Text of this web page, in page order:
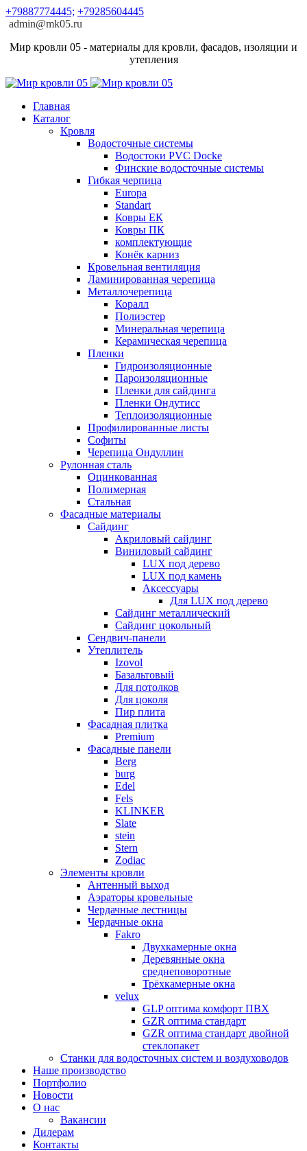
+79887774445; +79285604445
admin@mk05.ru
Мир кровли 05 - материалы для кровли, фасадов, изоляции и
утепления
Главная
Каталог
Кровля
Водосточные системы
Водостоки PVC Docke
Финские водосточные системы
Гибкая черпица
Europa
Standart
Ковры ЕК
Ковры ПК
комплектующие
Конёк карниз
Кровельная вентиляция
Ламинированная черепица
Металлочерепица
Коралл
Полиэстер
Минеральная черепица
Керамическая черепица
Пленки
Гидроизоляционные
Пароизоляционные
Пленки для сайдинга
Пленки Ондутисс
Теплоизоляционные
Профилированные листы
Софиты
Черепица Ондуллин
Рулонная сталь
Оцинкованная
Полимерная
Стальная
Фасадные материалы
Сайдинг
Акриловый сайдинг
Виниловый сайдинг
LUX под дерево
LUX под камень
Аксессуары
Для LUX под дерево
Сайдинг металлический
Сайдинг цокольный
Сендвич-панели
Утеплитель
Izovol
Базальтовый
Для потолков
Для цоколя
Пир плита
Фасадная плитка
Premium
Фасадные панели
Berg
burg
Edel
Fels
KLINKER
Slate
stein
Stern
Zodiac
Элементы кровли
Антенный выход
Аэраторы кровельные
Чердачные лестницы
Чердачные окна
Fakro
Двухкамерные окна
Деревянные окна
среднеповоротные
Трёхкамерные окна
velux
GLP оптима комфорт ПВХ
GZR оптима стандарт
GZR оптима стандарт двойной
стеклопакет
Станки для водосточных систем и воздуховодов
Наше производство
Портфолио
Новости
О нас
Вакансии
Дилерам
Контакты